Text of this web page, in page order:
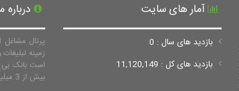
آمار های سایت
بازدید های سال : 0
بازدید های کل : 11,120,149
درباره
پرتال
زمینه
است بانک
بیش از 3 میلیون اطلاعات جمع آوری نماید.